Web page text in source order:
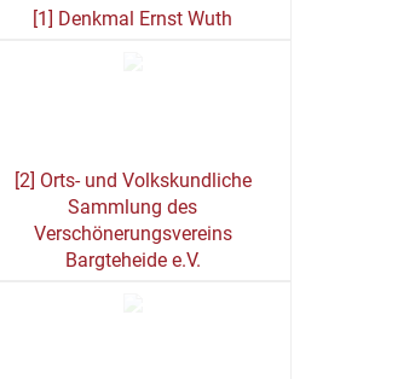
[1] Denkmal Ernst Wuth
[2] Orts- und Volkskundliche
Sammlung des
Verschönerungsvereins
Bargteheide e.V.